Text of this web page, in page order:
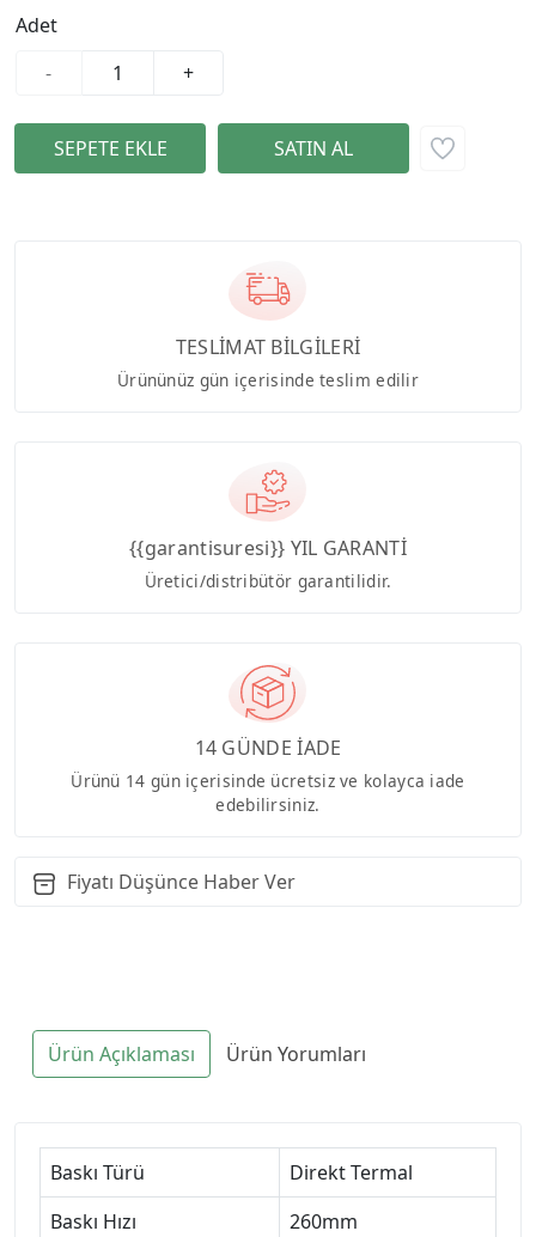
Adet
-
+
TESLİMAT BİLGİLERİ
Ürününüz gün içerisinde teslim edilir
{{garantisuresi}} YIL GARANTİ
Üretici/distribütör garantilidir.
14 GÜNDE İADE
Ürünü 14 gün içerisinde ücretsiz ve kolayca iade
edebilirsiniz.
Fiyatı Düşünce Haber Ver
Ürün Açıklaması Ürün Yorumları
Baskı Türü
Direkt Termal
Baskı Hızı
260mm